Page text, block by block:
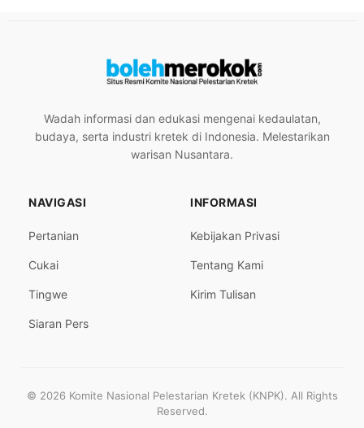
Wadah informasi dan edukasi mengenai kedaulatan,
budaya, serta industri kretek di Indonesia. Melestarikan
warisan Nusantara.
NAVIGASI
Pertanian
Cukai
Tingwe
Siaran Pers
INFORMASI
Kebijakan Privasi
Tentang Kami
Kirim Tulisan
© 2026 Komite Nasional Pelestarian Kretek (KNPK). All Rights
Reserved.